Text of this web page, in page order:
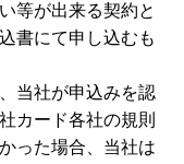
等が出来る契約と
書にて申し込むも
当社が申込みを認
カード各社の規則
った場合、当社は